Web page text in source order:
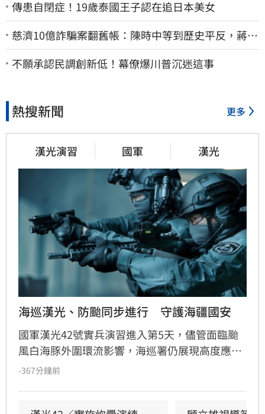
傳患自閉症！19歲泰國王子認在追日本美女
慈濟10億詐騙案翻舊帳：陳時中等到歷史平反，蔣萬
安償還2022政治利息
不願承認民調創新低！幕僚爆川普沉迷這事
熱搜新聞 更多
漢光演習 國軍 漢光
海巡漢光、防颱同步進行　守護海疆國安
國軍漢光42號實兵演習進入第5天，儘管面臨颱
風白海豚外圍環流影響，海巡署仍展現高度應變
能力，在兼顧防颱整備的同時，順利完成關鍵設
-367分鐘前